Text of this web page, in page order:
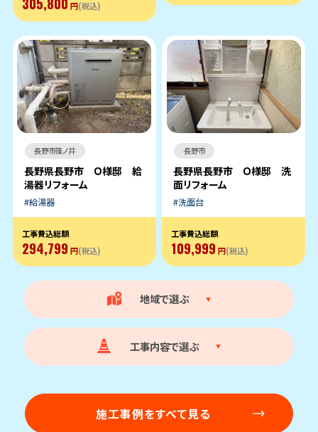
円(税込)
長野市篠ノ井
長野県長野市 Ｏ様邸 給
湯器リフォーム
給湯器
工事費込総額
294,799 円(税込)
長野市
長野県長野市 Ｏ様邸 洗
面リフォーム
洗面台
工事費込総額
109,999 円(税込)
地域で選ぶ
工事内容で選ぶ
施工事例をすべて見る